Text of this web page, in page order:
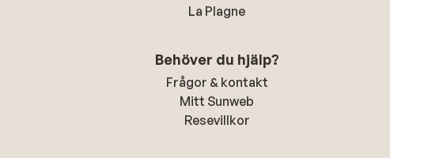
La Plagne
Behöver du hjälp?
Frågor & kontakt
Mitt Sunweb
Resevillkor